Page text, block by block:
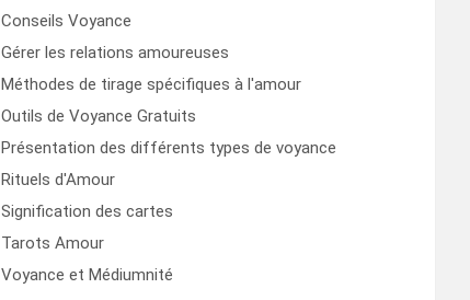
Conseils Voyance
Gérer les relations amoureuses
Méthodes de tirage spécifiques à l'amour
Outils de Voyance Gratuits
Présentation des différents types de voyance
Rituels d'Amour
Signification des cartes
Tarots Amour
Voyance et Médiumnité